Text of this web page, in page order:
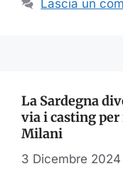
Lascia un
La Sardegna
via i casting
Milani
3 Dicembre 2024